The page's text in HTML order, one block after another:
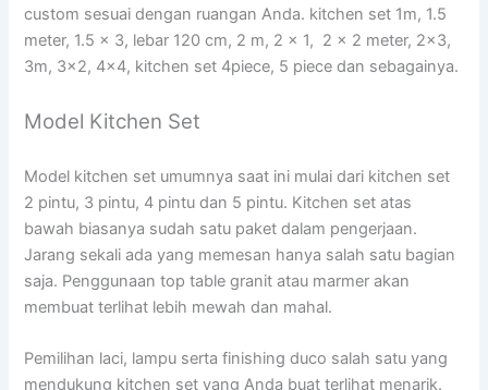
custom sesuai dengan ruangan Anda. kitchen set 1m, 1.5
meter, 1.5 x 3, lebar 120 cm, 2 m, 2 x 1, 2 x 2 meter, 2×3,
3m, 3×2, 4×4, kitchen set 4piece, 5 piece dan sebagainya.
Model Kitchen Set
Model kitchen set umumnya saat ini mulai dari kitchen set
2 pintu, 3 pintu, 4 pintu dan 5 pintu. Kitchen set atas
bawah biasanya sudah satu paket dalam pengerjaan.
Jarang sekali ada yang memesan hanya salah satu bagian
saja. Penggunaan top table granit atau marmer akan
membuat terlihat lebih mewah dan mahal.
Pemilihan laci, lampu serta finishing duco salah satu yang
mendukung kitchen set yang Anda buat terlihat menarik.